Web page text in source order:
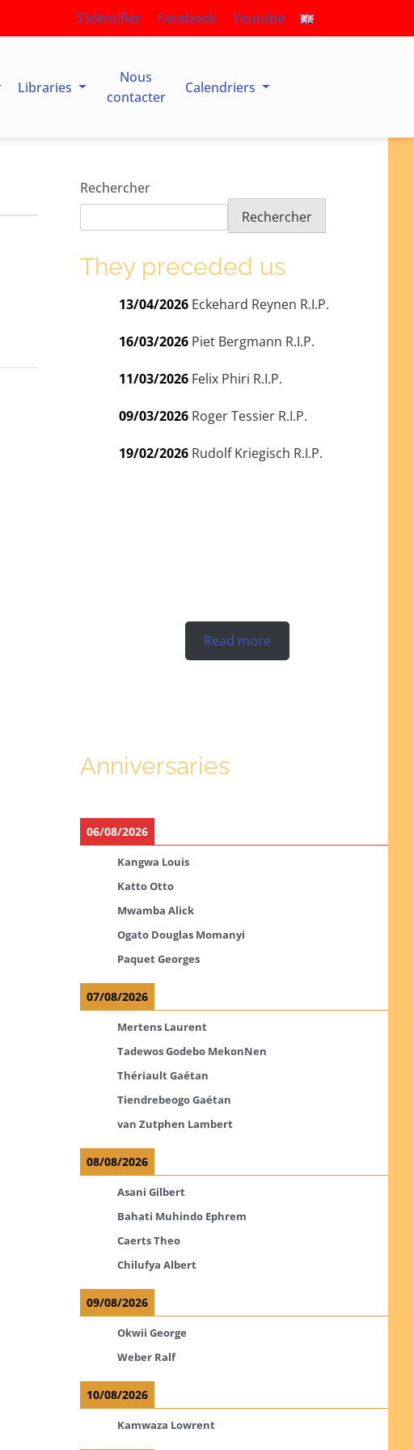
S’identifier Facebook Youtube
Libraries
Nous
contacter
Calendriers
Rechercher
Rechercher
They preceded us
13/04/2026 Eckehard Reynen R.I.P.
16/03/2026 Piet Bergmann R.I.P.
11/03/2026 Felix Phiri R.I.P.
09/03/2026 Roger Tessier R.I.P.
19/02/2026 Rudolf Kriegisch R.I.P.
Read more
Anniversaries
06/08/2026
Kangwa Louis
Katto Otto
Mwamba Alick
Ogato Douglas Momanyi
Paquet Georges
07/08/2026
Mertens Laurent
Tadewos Godebo MekonNen
Thériault Gaétan
Tiendrebeogo Gaétan
van Zutphen Lambert
08/08/2026
Asani Gilbert
Bahati Muhindo Ephrem
Caerts Theo
Chilufya Albert
09/08/2026
Okwii George
Weber Ralf
10/08/2026
Kamwaza Lowrent